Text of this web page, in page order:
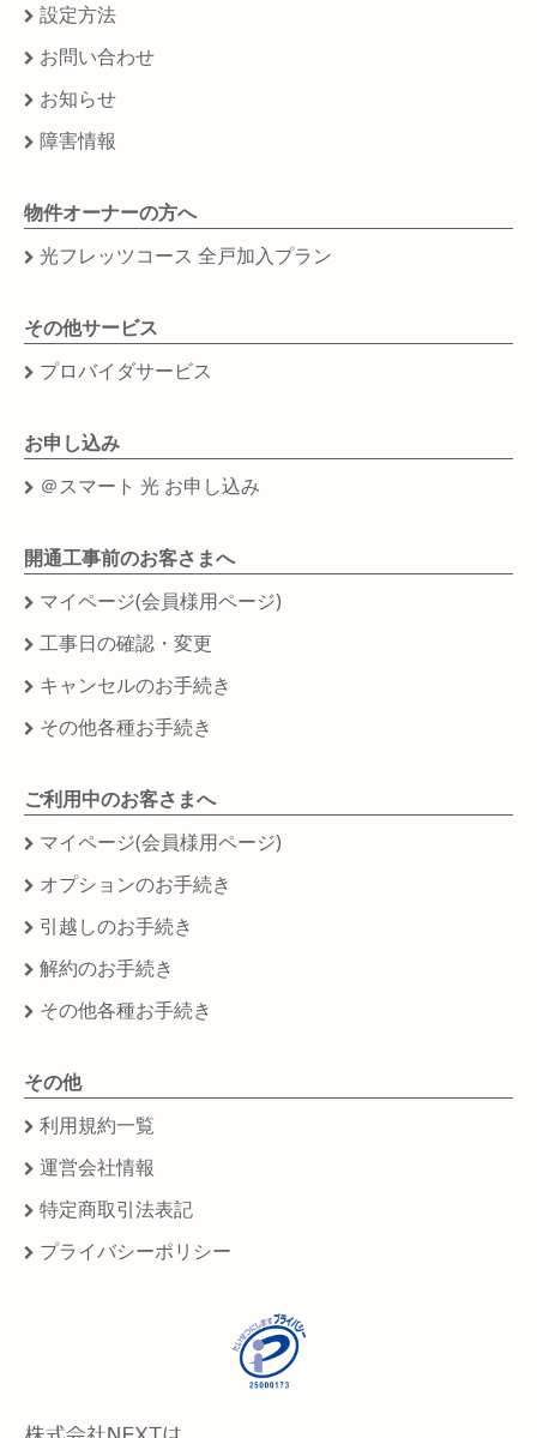
設定方法
お問い合わせ
お知らせ
障害情報
物件オーナーの方へ
光フレッツコース 全戸加入プラン
その他サービス
プロバイダサービス
お申し込み
＠スマート 光 お申し込み
開通工事前のお客さまへ
マイページ(会員様用ページ)
工事日の確認・変更
キャンセルのお手続き
その他各種お手続き
ご利用中のお客さまへ
マイページ(会員様用ページ)
オプションのお手続き
引越しのお手続き
解約のお手続き
その他各種お手続き
その他
利用規約一覧
運営会社情報
特定商取引法表記
プライバシーポリシー